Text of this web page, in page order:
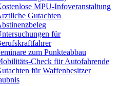
MPU-Infoveranstaltung
Gutachten
für
zum Punkteabbau
Check für Autofahrende
für Waffenbesitzer